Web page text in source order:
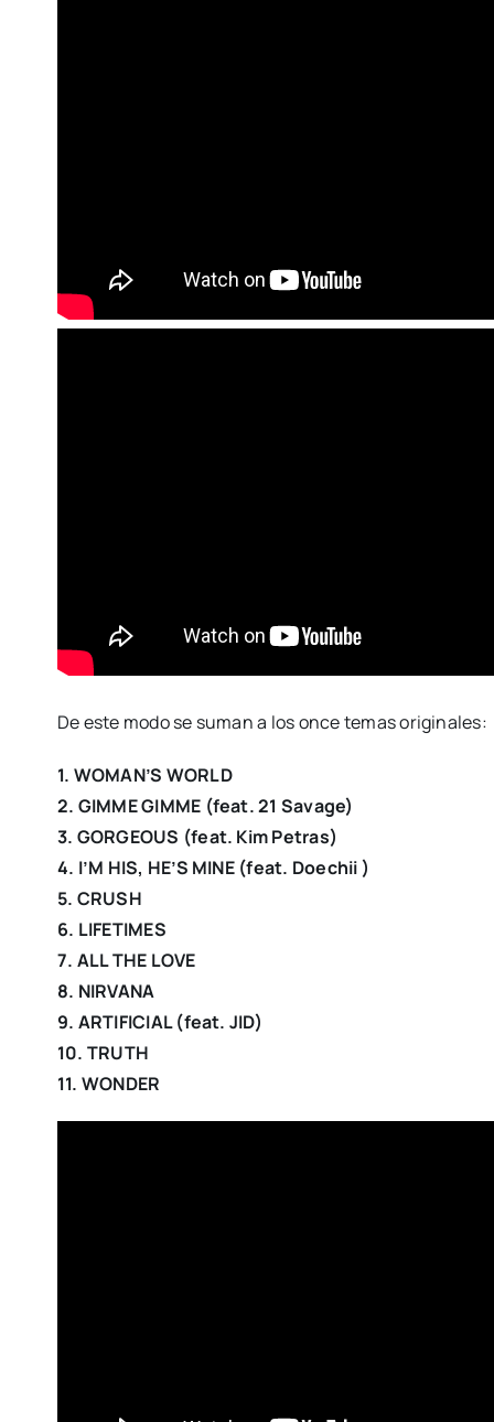
De este modo se suman a los once temas originales:
1. WOMAN’S WORLD
2. GIMME GIMME (feat. 21 Savage)
3. GORGEOUS (feat. Kim Petras)
4. I’M HIS, HE’S MINE (feat. Doechii )
5. CRUSH
6. LIFETIMES
7. ALL THE LOVE
8. NIRVANA
9. ARTIFICIAL (feat. JID)
10. TRUTH
11. WONDER